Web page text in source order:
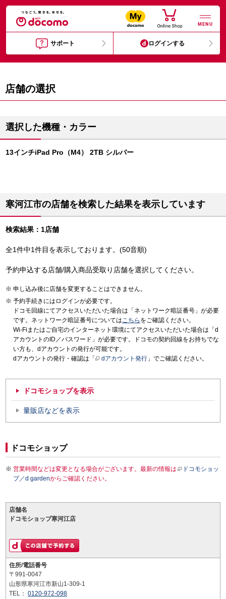
MENU
サポート ログインする
店舗の選択
選択した機種・カラー
13インチiPad Pro（M4） 2TB シルバー
寒河江市の店舗を検索した結果を表示しています
検索結果：1店舗
全1件中1件目を表示しております。(50音順)
予約申込する店舗/購入商品受取り店舗を選択してください。
申し込み後に店舗を変更することはできません。
予約手続きにはログインが必要です。
ドコモ回線にてアクセスいただいた場合は「ネットワーク暗証番号」が必要
です。ネットワーク暗証番号についてはこちら をご確認ください。
Wi-Fiまたはご自宅のインターネット環境にてアクセスいただいた場合は「d
アカウントのID／パスワード」が必要です。ドコモの契約回線をお持ちでな
い方も、dアカウントの発行が可能です。
dアカウントの発行・確認は「
dアカウント発行 」でご確認ください。
ドコモショップを表示
量販店などを表示
ドコモショップ
営業時間などは変更となる場合がございます。最新の情報は
ドコモショッ
プ／d gardenからご確認ください。
店舗名
ドコモショップ寒河江店
住所/電話番号
〒991-0047
山形県寒河江市新山1-309-1
TEL： 0120-972-098